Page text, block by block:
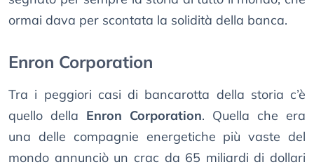
ormai dava per scontata la solidità della banca.
Enron Corporation
Tra i peggiori casi di bancarotta della storia c’è
quello della Enron Corporation. Quella che era
una delle compagnie energetiche più vaste del
mondo annunciò un crac da 65 miliardi di dollari